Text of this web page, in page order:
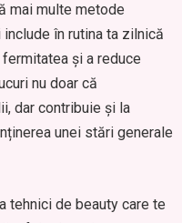
mai multe metode
în rutina ta zilnică
și a reduce
nu doar că
dar contribuie și la
unei stări generale
tehnici de beauty care te